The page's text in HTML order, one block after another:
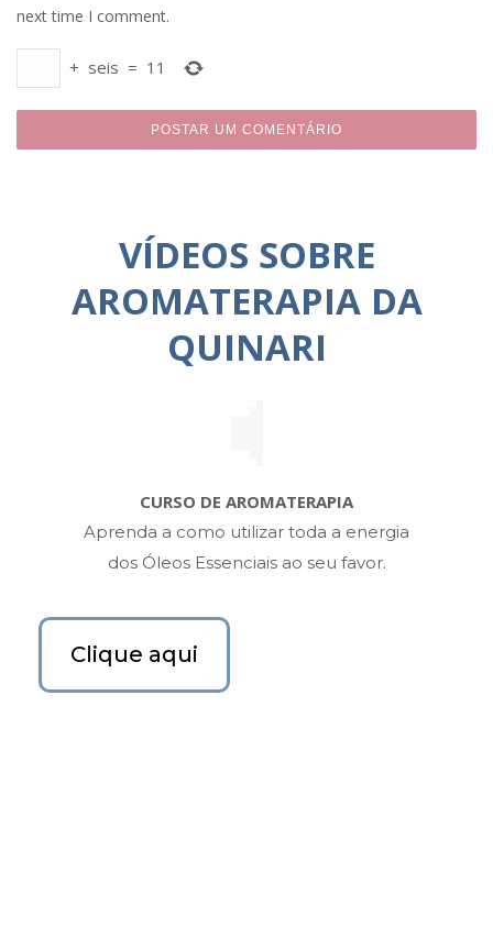
next time I comment.
+ seis = 11
VÍDEOS SOBRE
AROMATERAPIA DA
QUINARI
CURSO DE AROMATERAPIA
Aprenda a como utilizar toda a energia
dos Óleos Essenciais ao seu favor.
Clique aqui